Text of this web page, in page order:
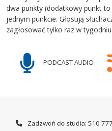
dwa punkty (dodatkowy punkt
jednym punkcie. Głosują
zagłosować tylko raz w tygodniu.
PODCAST AUDIO
Zadzwoń do studia: 510